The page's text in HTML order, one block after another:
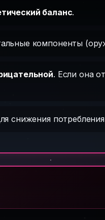
баланс.
компоненты
. Если она
снижения